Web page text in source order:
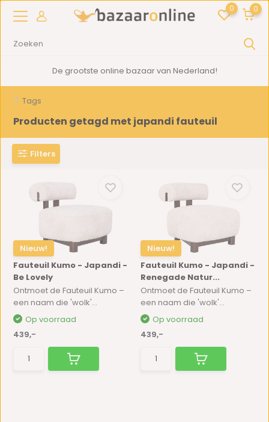
0 0
De grootste online bazaar van Nederland!
Tags
Producten getagd met japandi fauteuil
Filters
Nieuw!
Fauteuil Kumo - Japandi -
Be Lovely
Ontmoet de Fauteuil Kumo –
een naam die 'wolk'...
Op voorraad
439,-
Nieuw!
Fauteuil Kumo - Japandi -
Renegade Natur...
Ontmoet de Fauteuil Kumo –
een naam die 'wolk'...
Op voorraad
439,-